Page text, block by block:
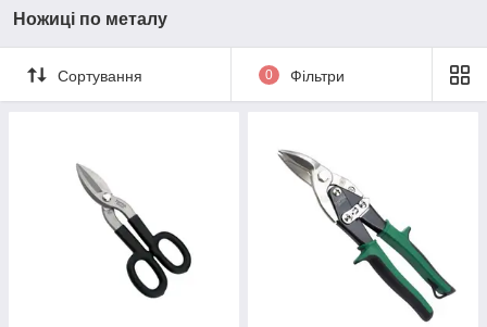
Ножиці по металу
Сортування 0 Фільтри